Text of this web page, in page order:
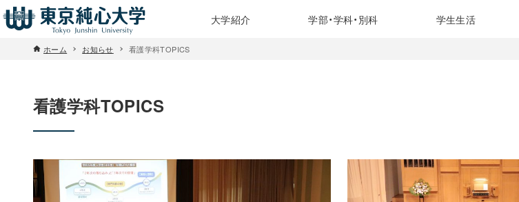
大学紹介 学部・学科・別科 学生生活
ホーム お知らせ 看護学科TOPICS
看護学科TOPICS